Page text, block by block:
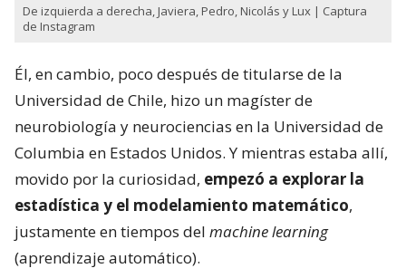
De izquierda a derecha, Javiera, Pedro, Nicolás y Lux | Captura
de Instagram
Él, en cambio, poco después de titularse de la
Universidad de Chile, hizo un magíster de
neurobiología y neurociencias en la Universidad de
Columbia en Estados Unidos. Y mientras estaba allí,
movido por la curiosidad, empezó a explorar la
estadística y el modelamiento matemático,
justamente en tiempos del machine learning
(aprendizaje automático).